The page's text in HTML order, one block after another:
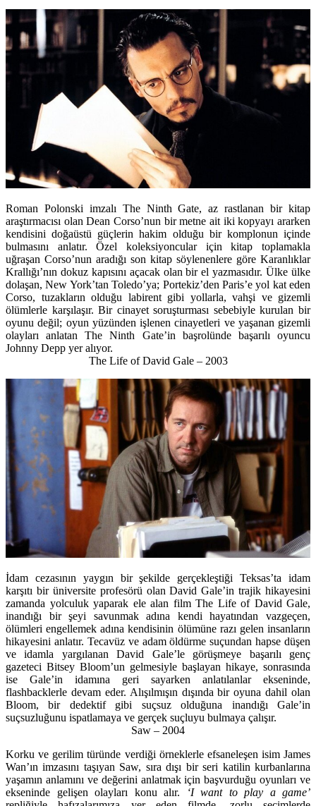
Roman Polonski imzalı The Ninth Gate, az rastlanan bir kitap
araştırmacısı olan Dean Corso’nun bir metne ait iki kopyayı ararken
kendisini doğaüstü güçlerin hakim olduğu bir komplonun içinde
bulmasını anlatır. Özel koleksiyoncular için kitap toplamakla
uğraşan Corso’nun aradığı son kitap söylenenlere göre Karanlıklar
Krallığı’nın dokuz kapısını açacak olan bir el yazmasıdır. Ülke ülke
dolaşan, New York’tan Toledo’ya; Portekiz’den Paris’e yol kat eden
Corso, tuzakların olduğu labirent gibi yollarla, vahşi ve gizemli
ölümlerle karşılaşır. Bir cinayet soruşturması sebebiyle kurulan bir
oyunu değil; oyun yüzünden işlenen cinayetleri ve yaşanan gizemli
olayları anlatan The Ninth Gate’in başrolünde başarılı oyuncu
Johnny Depp yer alıyor.
The Life of David Gale – 2003
İdam cezasının yaygın bir şekilde gerçekleştiği Teksas’ta idam
karşıtı bir üniversite profesörü olan David Gale’in trajik hikayesini
zamanda yolculuk yaparak ele alan film The Life of David Gale,
inandığı bir şeyi savunmak adına kendi hayatından vazgeçen,
ölümleri engellemek adına kendisinin ölümüne razı gelen insanların
hikayesini anlatır. Tecavüz ve adam öldürme suçundan hapse düşen
ve idamla yargılanan David Gale’le görüşmeye başarılı genç
gazeteci Bitsey Bloom’un gelmesiyle başlayan hikaye, sonrasında
ise Gale’in idamına geri sayarken anlatılanlar ekseninde,
flashbacklerle devam eder. Alışılmışın dışında bir oyuna dahil olan
Bloom, bir dedektif gibi suçsuz olduğuna inandığı Gale’in
suçsuzluğunu ispatlamaya ve gerçek suçluyu bulmaya çalışır.
Saw – 2004
Korku ve gerilim türünde verdiği örneklerle efsaneleşen isim James
Wan’ın imzasını taşıyan Saw, sıra dışı bir seri katilin kurbanlarına
yaşamın anlamını ve değerini anlatmak için başvurduğu oyunları ve
ekseninde gelişen olayları konu alır.
‘I want to play a game’